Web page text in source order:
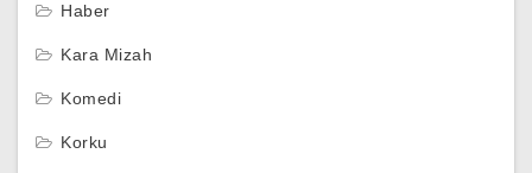
Haber
Kara Mizah
Komedi
Korku